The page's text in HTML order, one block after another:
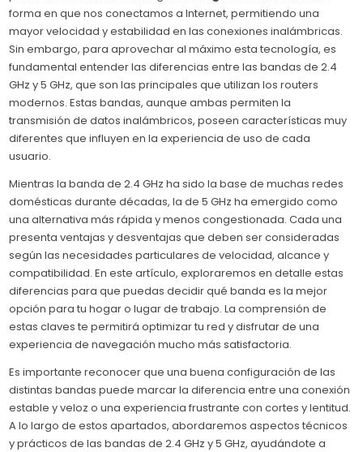
forma en que nos conectamos a Internet, permitiendo una
mayor velocidad y estabilidad en las conexiones inalámbricas.
Sin embargo, para aprovechar al máximo esta tecnología, es
fundamental entender las diferencias entre las bandas de 2.4
GHz y 5 GHz, que son las principales que utilizan los routers
modernos. Estas bandas, aunque ambas permiten la
transmisión de datos inalámbricos, poseen características muy
diferentes que influyen en la experiencia de uso de cada
usuario.
Mientras la banda de 2.4 GHz ha sido la base de muchas redes
domésticas durante décadas, la de 5 GHz ha emergido como
una alternativa más rápida y menos congestionada. Cada una
presenta ventajas y desventajas que deben ser consideradas
según las necesidades particulares de velocidad, alcance y
compatibilidad. En este artículo, exploraremos en detalle estas
diferencias para que puedas decidir qué banda es la mejor
opción para tu hogar o lugar de trabajo. La comprensión de
estas claves te permitirá optimizar tu red y disfrutar de una
experiencia de navegación mucho más satisfactoria.
Es importante reconocer que una buena configuración de las
distintas bandas puede marcar la diferencia entre una conexión
estable y veloz o una experiencia frustrante con cortes y lentitud.
A lo largo de estos apartados, abordaremos aspectos técnicos
y prácticos de las bandas de 2.4 GHz y 5 GHz, ayudándote a